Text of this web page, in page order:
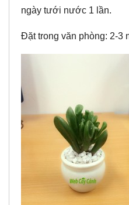
ngày tưới nước 1 lần.
Đặt trong văn phòng: 2-3